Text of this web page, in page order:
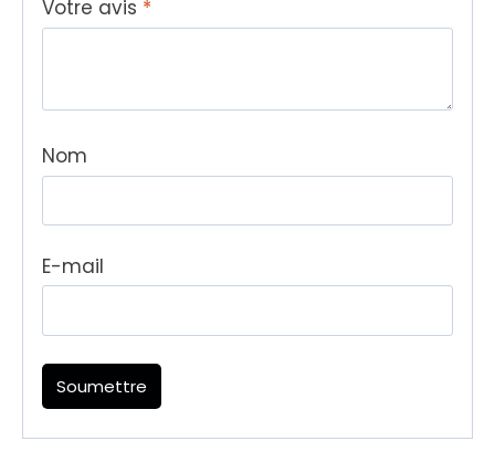
Votre avis *
Nom
E-mail